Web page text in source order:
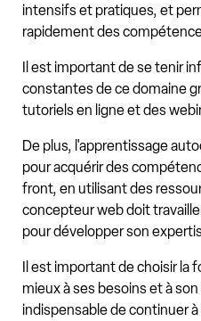
intensifs et pratiques, et
rapidement des
Il est important de se tenir
constantes de ce domaine
tutoriels en ligne et des
De plus, l'apprentissage
pour acquérir des
front, en utilisant des
concepteur web doit
pour développer son
Il est important de choisir la
mieux à ses besoins et à
indispensable de continuer